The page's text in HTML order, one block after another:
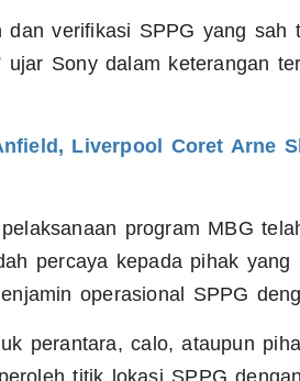
dan verifikasi SPPG yang sah
ujar Sony dalam keterangan
Liverpool Coret Arne
program MBG
percaya kepada pihak yang
operasional SPPG
perantara, calo, ataupun